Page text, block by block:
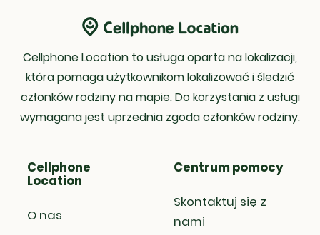
Cellphone Location to usługa oparta na lokalizacji,
która pomaga użytkownikom lokalizować i śledzić
członków rodziny na mapie. Do korzystania z usługi
wymagana jest uprzednia zgoda członków rodziny.
Cellphone
Location
O nas
Centrum pomocy
Skontaktuj się z
nami